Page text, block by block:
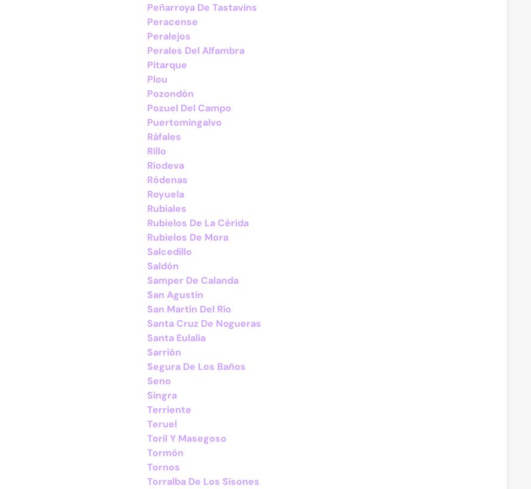
Peñarroya De Tastavins
Peracense
Peralejos
Perales Del Alfambra
Pitarque
Plou
Pozondón
Pozuel Del Campo
Puertomingalvo
Ráfales
Rillo
Riodeva
Ródenas
Royuela
Rubiales
Rubielos De La Cérida
Rubielos De Mora
Salcedillo
Saldón
Samper De Calanda
San Agustín
San Martín Del Río
Santa Cruz De Nogueras
Santa Eulalia
Sarrión
Segura De Los Baños
Seno
Singra
Terriente
Teruel
Toril Y Masegoso
Tormón
Tornos
Torralba De Los Sisones